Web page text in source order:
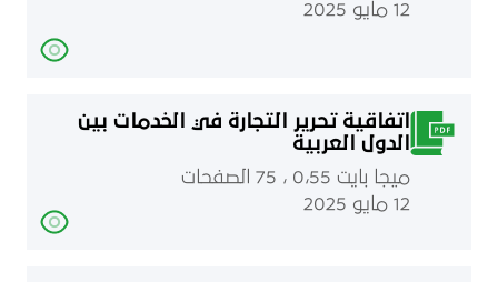
12 مايو 2025
اتفاقية تحرير التجارة في الخدمات بين
الدول العربية
ميجا بايت 0٫55 ، 75 الصفحات
12 مايو 2025